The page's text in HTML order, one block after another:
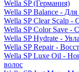
Wella SP (Германия)
Wella SP Balance -
Wella SP Clear Scalp -
Wella SP Color Save -
Wella SP Hydrate -
Wella SP Repair -
Wella SP Luxe Oil -
волос